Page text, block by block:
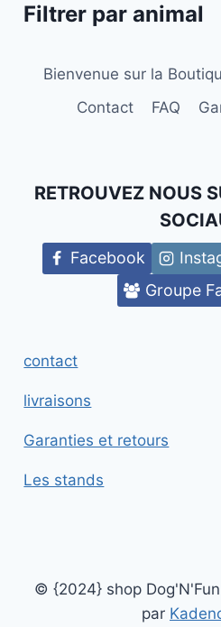
Filtrer par animal
Bienvenue sur la
Contact
FAQ
RETROUVEZ NOUS
Facebook
Groupe
contact
livraisons
Garanties et retours
Les stands
© {2024} shop
par